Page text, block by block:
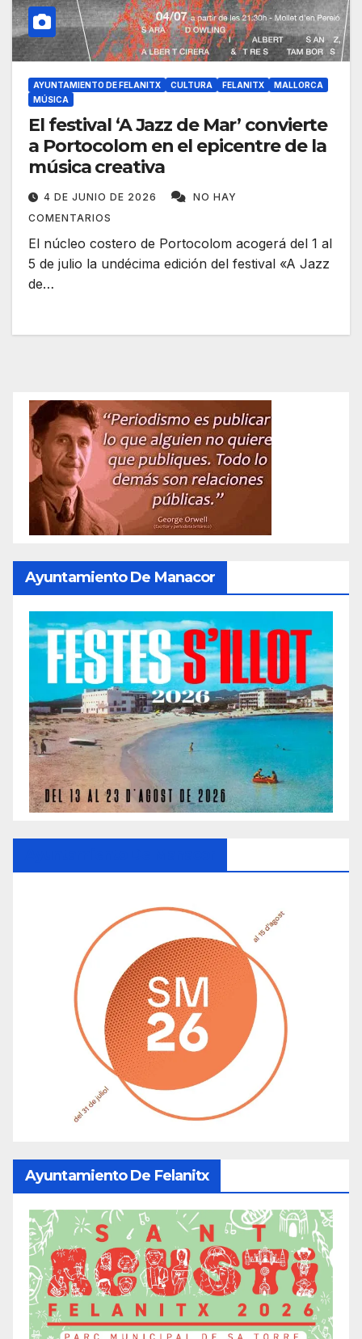
AYUNTAMIENTO DE FELANITX CULTURA FELANITX
MALLORCA
MÚSICA
El festival ‘A Jazz de Mar’ convierte
a Portocolom en el epicentre de la
música creativa
4 DE JUNIO DE 2026
NO HAY
COMENTARIOS
El núcleo costero de Portocolom acogerá del 1 al
5 de julio la undécima edición del festival «A Jazz
de…
Ayuntamiento De Manacor
Ayuntamiento De Felanitx